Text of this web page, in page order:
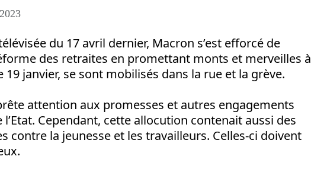
du 17 avril dernier, Macron s’est efforcé de
des retraites en promettant monts et merveilles à
janvier, se sont mobilisés dans la rue et la grève.
attention aux promesses et autres engagements
l’Etat. Cependant, cette allocution contenait aussi des
contre la jeunesse et les travailleurs. Celles-ci doivent